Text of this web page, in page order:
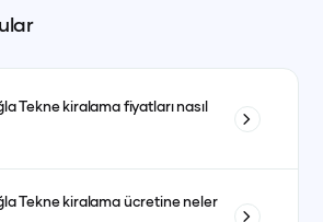
Tekne kiralama fiyatları nasıl
göre değişiklik gösterir. Ayrıca sezon
Tekne kiralama ücretine neler